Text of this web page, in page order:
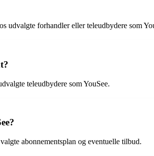
udvalgte forhandler eller teleudbydere som
teleudbydere som YouSee.
abonnementsplan og eventuelle tilbud.